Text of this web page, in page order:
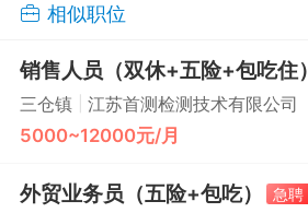
相似职位
销售人员（双休+五险+包吃住）
三仓镇
江苏首测检测技术有限公司
5000~12000元/月
外贸业务员（五险+包吃）
急聘